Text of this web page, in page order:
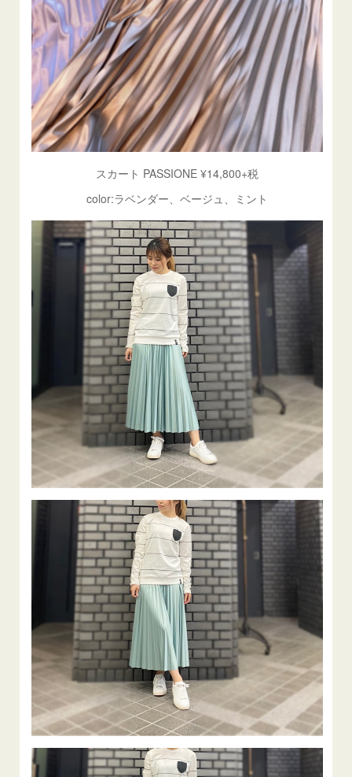
スカート PASSIONE ¥14,800+税
color:ラベンダー、ベージュ、ミント